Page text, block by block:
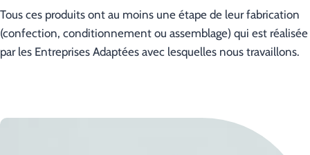
Tous ces produits ont au moins une étape de leur fabrication
(confection, conditionnement ou assemblage) qui est réalisée
par les Entreprises Adaptées avec lesquelles nous travaillons.